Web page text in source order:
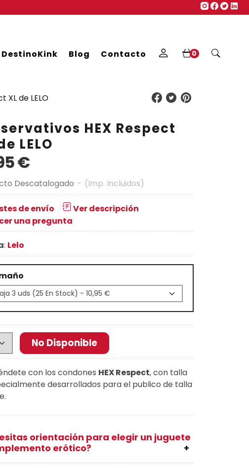
Blog Contacto 0
XL de LELO
HEX Respect
LELO
€
Descatalogado - (Imp. Incluidos)
de envío
Ver descripción
una pregunta
: Lelo
No Disponible
con los condones HEX Respect, con talla
desarrollados para el publico de talla
orientación para elegir un juguete
erótico?